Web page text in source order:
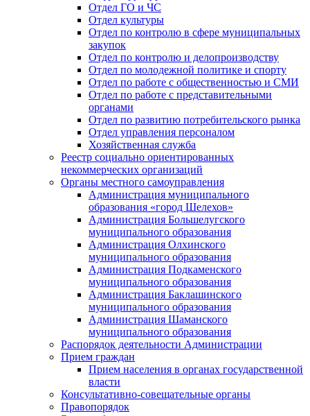
Отдел ГО и ЧС
Отдел культуры
Отдел по контролю в сфере муниципальных
закупок
Отдел по контролю и делопроизводству
Отдел по молодежной политике и спорту
Отдел по работе с общественностью и СМИ
Отдел по работе с представительными
органами
Отдел по развитию потребительского рынка
Отдел управления персоналом
Хозяйственная служба
Реестр социально ориентированных
некоммерческих организаций
Органы местного самоуправления
Администрация муниципального
образования «город Шелехов»
Администрация Большелугского
муниципального образования
Администрация Олхинского
муниципального образования
Администрация Подкаменского
муниципального образования
Администрация Баклашинского
муниципального образования
Администрация Шаманского
муниципального образования
Распорядок деятельности Администрации
Прием граждан
Прием населения в органах государственной
власти
Консультативно-совещательные органы
Правопорядок